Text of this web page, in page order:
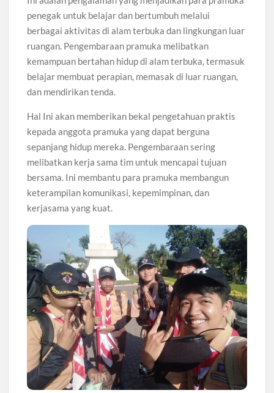
penegak untuk belajar dan bertumbuh melalui
berbagai aktivitas di alam terbuka dan lingkungan luar
ruangan. Pengembaraan pramuka melibatkan
kemampuan bertahan hidup di alam terbuka, termasuk
belajar membuat perapian, memasak di luar ruangan,
dan mendirikan tenda.
Hal Ini akan memberikan bekal pengetahuan praktis
kepada anggota pramuka yang dapat berguna
sepanjang hidup mereka. Pengembaraan sering
melibatkan kerja sama tim untuk mencapai tujuan
bersama. Ini membantu para pramuka membangun
keterampilan komunikasi, kepemimpinan, dan
kerjasama yang kuat.